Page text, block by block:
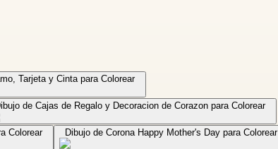
Tarjeta y Cinta para Colorear
de Cajas de Regalo y Decoracion de Corazon para Colorear
Colorear Dibujo de Corona Happy Mother's Day para Colorear